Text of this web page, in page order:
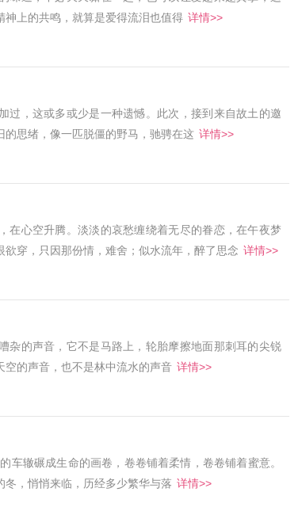
上的共鸣，就算是爱得流泪也值得 详情>>
过，这或多或少是一种遗憾。此次，接到来自故土的邀
思绪，像一匹脱僵的野马，驰骋在这 详情>>
在心空升腾。淡淡的哀愁缠绕着无尽的眷恋，在午夜梦
穿，只因那份情，难舍；似水流年，醉了思念 详情>>
杂的声音，它不是马路上，轮胎摩擦地面那刺耳的尖锐
空的声音，也不是林中流水的声音 详情>>
车辙碾成生命的画卷，卷卷铺着柔情，卷卷铺着蜜意。
，悄悄来临，历经多少繁华与落 详情>>